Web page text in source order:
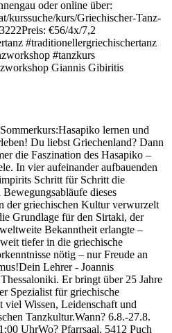
lernen und
Du liebst Griechenland? Dann
die Faszination des Hasapiko –
In vier aufeinander aufbauenden
Schritt für Schritt die
dieses
der griechischen Kultur verwurzelt
Grundlage für den Sirtaki, der
Bekanntheit erlangte –
tiefer in die griechische
nötig – nur Freude an
Lehrer - Joannis
Er bringt über 25 Jahre
Spezialist für griechische
Wissen, Leidenschaft und
Tanzkultur.Wann? 6.8.-27.8.
UhrWo? Pfarrsaal, 5412 Puch